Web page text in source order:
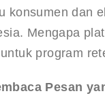
konsumen dan
Mengapa
program
Pesan